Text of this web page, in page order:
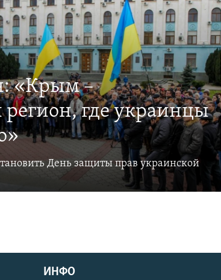
«Крым –
где украинцы
День защиты прав украинской
ИНФО